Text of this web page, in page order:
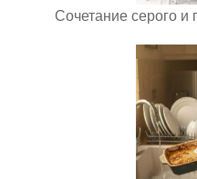
Сочетание серого и